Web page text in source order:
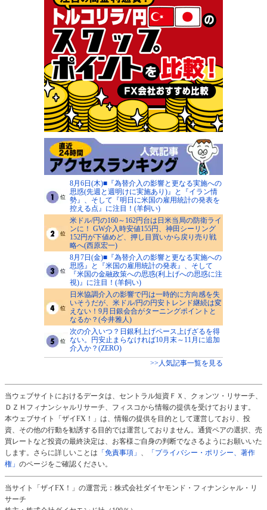
8月6日(木)■『為替介入の影響と更なる実施への
思惑(先週と週明けに実施あり)』と『イラン情
勢』、そして『明日に米国の雇用統計の発表を
控える点』に注目！(羊飼い)
米ドル/円の160～162円台は日米当局の防衛ライ
ンに！ GW介入時安値155円、神田シーリング
152円が下値めど、押し目買いから戻り売り戦
略へ(西原宏一)
8月7日(金)■『為替介入の影響と更なる実施への
思惑』と『米国の雇用統計の発表』、そして
『米国の金融政策への思惑(利上げへの思惑に注
視)』に注目！(羊飼い)
日米協調介入の影響で円は一時的に方向感を失
いそうだが、米ドル/円の円安トレンド継続は変
えない！9月日銀会合がターニングポイントと
なるか？(今井雅人)
次の介入いつ？日銀利上げペース上げざるを得
ない。円安止まらなければ10月末～11月に追加
介入か？(ZERO)
>>人気記事一覧を見る
当ウェブサイトにおけるデータは、セントラル短資ＦＸ、クォンツ・リサーチ、
ＤＺＨフィナンシャルリサーチ、フィスコから情報の提供を受けております。
本ウェブサイト「ザイFX！」は、情報の提供を目的として運営しており、投
資、その他の行動を勧誘する目的では運営しておりません。通貨ペアの選択、売
買レートなど投資の最終決定は、お客様ご自身の判断でなさるようにお願いいた
します。さらに詳しいことは 「免責事項」 、
「プライバシー・ポリシー、著作
権」 のページをご確認ください。
当サイト「ザイFX！」の運営元：株式会社ダイヤモンド・フィナンシャル・リ
サーチ